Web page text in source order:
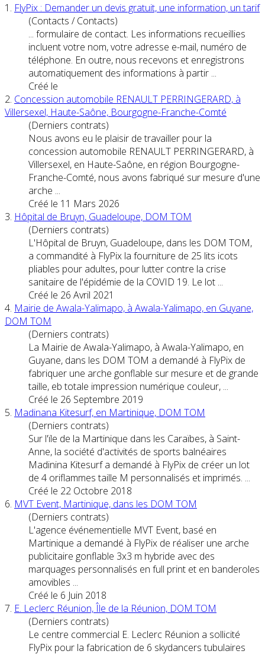
1. FlyPix : Demander un devis gratuit, une information, un tarif
(Contacts / Contacts)
... formulaire de contact. Les informations recueillies
incluent votre nom, votre adresse e-mail, numéro de
téléphone. En outre, nous recevons et enregistrons
automatiquement des informations à partir ...
Créé le
2. Concession automobile RENAULT PERRINGERARD, à
Villersexel, Haute-Saône, Bourgogne-Franche-Comté
(Derniers contrats)
Nous avons eu le plaisir de travailler pour la
concession automobile RENAULT PERRINGERARD, à
Villersexel, en Haute-Saône, en région Bourgogne-
Franche-Comté, nous avons fabriqué sur mesure d'une
arche ...
Créé le 11 Mars 2026
3. Hôpital de Bruyn, Guadeloupe, DOM TOM
(Derniers contrats)
L'Hôpital de Bruyn, Guadeloupe, dans les DOM TOM,
a commandité à FlyPix la fourniture de 25 lits icots
pliables pour adultes, pour lutter contre la crise
sanitaire de l'épidémie de la COVID 19. Le lot ...
Créé le 26 Avril 2021
4. Mairie de Awala-Yalimapo, à Awala-Yalimapo, en Guyane,
DOM TOM
(Derniers contrats)
La Mairie de Awala-Yalimapo, à Awala-Yalimapo, en
Guyane, dans les DOM TOM a demandé à FlyPix de
fabriquer une arche gonflable sur mesure et de grande
taille, eb totale impression numérique couleur, ...
Créé le 26 Septembre 2019
5. Madinana Kitesurf, en Martinique, DOM TOM
(Derniers contrats)
Sur l'ïle de la Martinique dans les Caraïbes, à Saint-
Anne, la société d'activités de sports balnéaires
Madinina Kitesurf a demandé à FlyPix de créer un lot
de 4 oriflammes taille M personnalisés et imprimés. ...
Créé le 22 Octobre 2018
6. MVT Event, Martinique, dans les DOM TOM
(Derniers contrats)
L'agence événementielle MVT Event, basé en
Martinique a demandé à FlyPix de réaliser une arche
publicitaire gonflable 3x3 m hybride avec des
marquages personnalisés en full print et en banderoles
amovibles ...
Créé le 6 Juin 2018
7. E. Leclerc Réunion, Île de la Réunion, DOM TOM
(Derniers contrats)
Le centre commercial E. Leclerc Réunion a sollicité
FlyPix pour la fabrication de 6 skydancers tubulaires